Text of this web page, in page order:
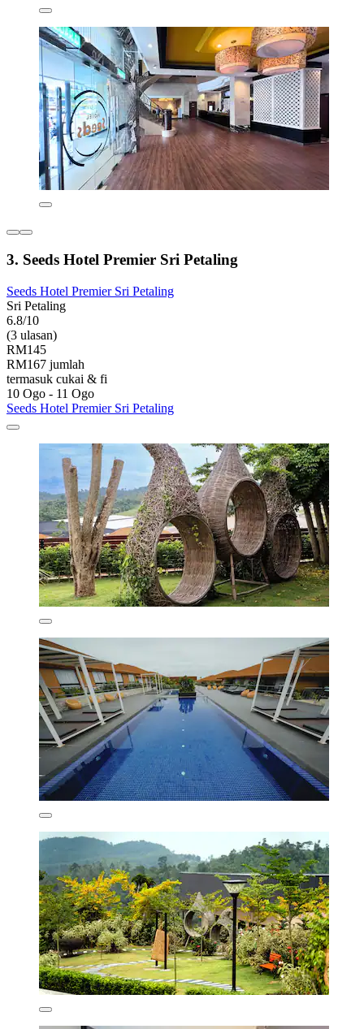
3. Seeds Hotel Premier Sri Petaling
Seeds Hotel Premier Sri Petaling
Sri Petaling
6.8/10
(3 ulasan)
RM145
RM167 jumlah
termasuk cukai & fi
10 Ogo - 11 Ogo
Seeds Hotel Premier Sri Petaling